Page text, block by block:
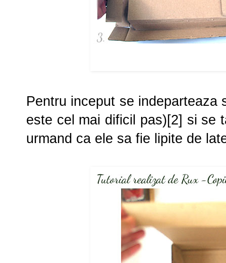
Pentru inceput se
este cel mai dificil pas)[2] si se
urmand ca ele sa fie lipite de